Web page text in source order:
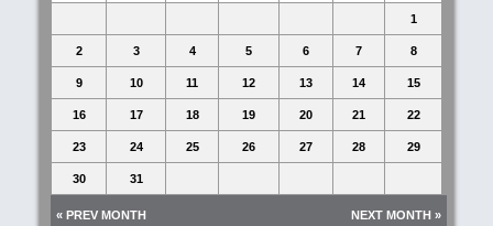
1
2 3 4 5 6 7 8
9 10 11 12 13 14 15
16 17 18 19 20 21 22
23 24 25 26 27 28 29
30 31
« PREV MONTH NEXT MONTH »